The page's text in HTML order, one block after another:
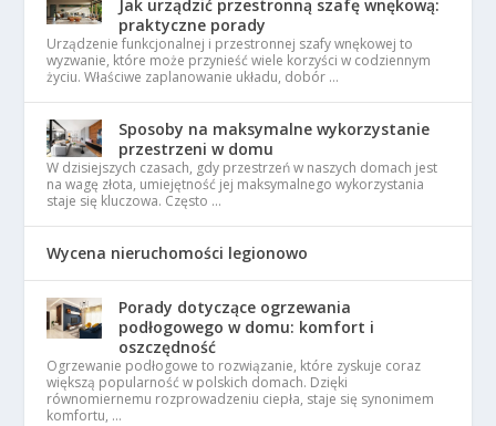
Jak urządzić przestronną szafę wnękową:
praktyczne porady
Urządzenie funkcjonalnej i przestronnej szafy wnękowej to
wyzwanie, które może przynieść wiele korzyści w codziennym
życiu. Właściwe zaplanowanie układu, dobór …
Sposoby na maksymalne wykorzystanie
przestrzeni w domu
W dzisiejszych czasach, gdy przestrzeń w naszych domach jest
na wagę złota, umiejętność jej maksymalnego wykorzystania
staje się kluczowa. Często …
Wycena nieruchomości legionowo
Porady dotyczące ogrzewania
podłogowego w domu: komfort i
oszczędność
Ogrzewanie podłogowe to rozwiązanie, które zyskuje coraz
większą popularność w polskich domach. Dzięki
równomiernemu rozprowadzeniu ciepła, staje się synonimem
komfortu, …